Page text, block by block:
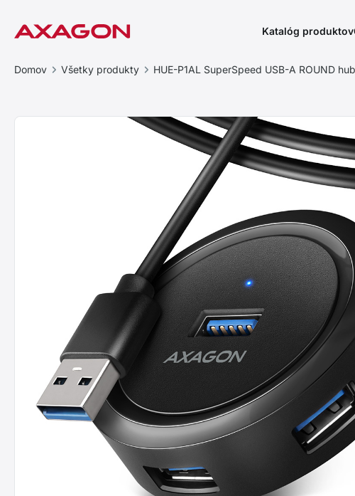
Katalóg produktov
Domov Všetky produkty HUE-P1AL SuperSpeed USB-A ROUND hub